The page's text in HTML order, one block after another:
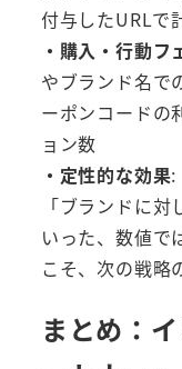
付与したURLで
・購入・行動フ
やブランド名で
ーポンコードの
ョン数
・定性的な効果:
「ブランドに
いった、数値で
こそ、次の戦略
まとめ：